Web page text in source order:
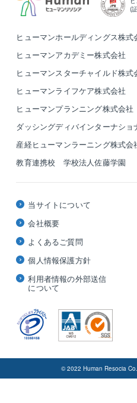
(
ヒューマンホールディングス株式
ヒューマンアカデミー株式会社
ヒューマンスターチャイルド株式
ヒューマンライフケア株式会社
ヒューマンプランニング株式会社
ダッシングディバインターナショ
産経ヒューマンラーニング株式会
教育連携校 学校法人佐藤学園
当サイトについて
会社概要
よくあるご質問
個人情報保護方針
利用者情報の外部送信
について
© 2022 Human Resocia